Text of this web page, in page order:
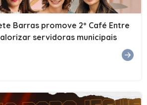
Barras promove 2º Café Entre
servidoras municipais